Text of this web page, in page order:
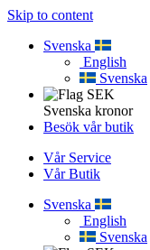
Skip to content
Svenska
English
Svenska
Svenska kronor
Besök vår butik
Vår Service
Vår Butik
Svenska
English
Svenska